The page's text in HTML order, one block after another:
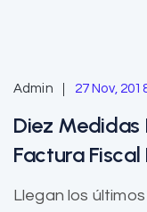
Admin 27 Nov,
Diez Medidas
Factura
Llegan los